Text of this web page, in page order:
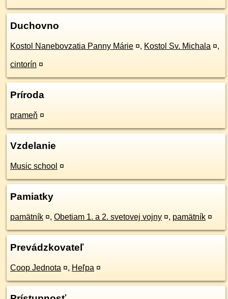
Duchovno
Kostol Nanebovzatia Panny Márie ¤, Kostol Sv. Michala ¤,
cintorín ¤
Príroda
prameň ¤
Vzdelanie
Music school ¤
Pamiatky
pamätník ¤, Obetiam 1. a 2. svetovej vojny ¤, pamätník ¤
Prevádzkovateľ
Coop Jednota ¤, Heľpa ¤